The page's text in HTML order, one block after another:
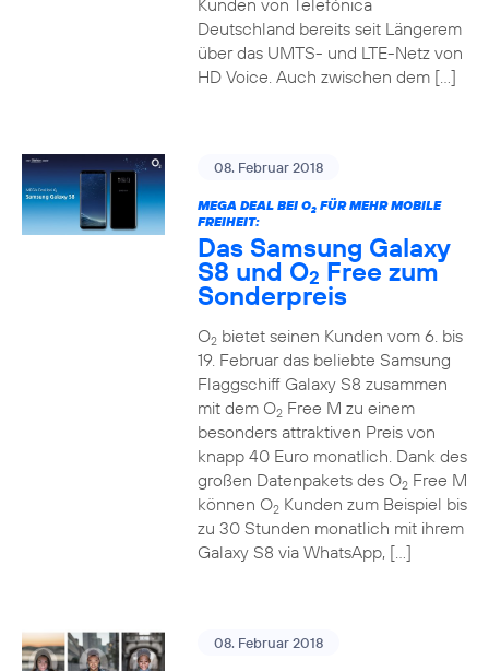
Kunden von Telefónica
Deutschland bereits seit Längerem
über das UMTS- und LTE-Netz von
HD Voice. Auch zwischen dem […]
08. Februar 2018
MEGA DEAL BEI O2FÜR MEHR MOBILE
FREIHEIT:
Das Samsung Galaxy
S8 und O2 Free zum
Sonderpreis
O2bietet seinen Kunden vom 6. bis
19. Februar das beliebte Samsung
Flaggschiff Galaxy S8 zusammen
mit dem O2Free M zu einem
besonders attraktiven Preis von
knapp 40 Euro monatlich. Dank des
großen Datenpakets des O2Free M
können O2Kunden zum Beispiel bis
zu 30 Stunden monatlich mit ihrem
Galaxy S8 via WhatsApp, […]
08. Februar 2018